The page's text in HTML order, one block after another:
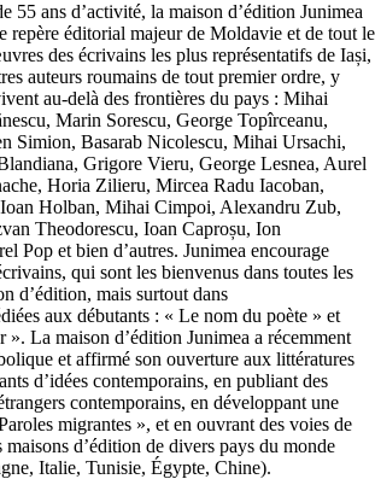
55 ans d’activité, la maison d’édition Junimea
repère éditorial majeur de Moldavie et de tout le
des écrivains les plus représentatifs de Iași,
auteurs roumains de tout premier ordre, y
au-delà des frontières du pays : Mihai
Marin Sorescu, George Topîrceanu,
Simion, Basarab Nicolescu, Mihai Ursachi,
Grigore Vieru, George Lesnea, Aurel
Horia Zilieru, Mircea Radu Iacoban,
Holban, Mihai Cimpoi, Alexandru Zub,
Theodorescu, Ioan Caproșu, Ion
Pop et bien d’autres. Junimea encourage
qui sont les bienvenus dans toutes les
d’édition, mais surtout dans
aux débutants : « Le nom du poète » et
». La maison d’édition Junimea a récemment
et affirmé son ouverture aux littératures
d’idées contemporains, en publiant des
contemporains, en développant une
migrantes », et en ouvrant des voies de
d’édition de divers pays du monde
Italie, Tunisie, Égypte, Chine).